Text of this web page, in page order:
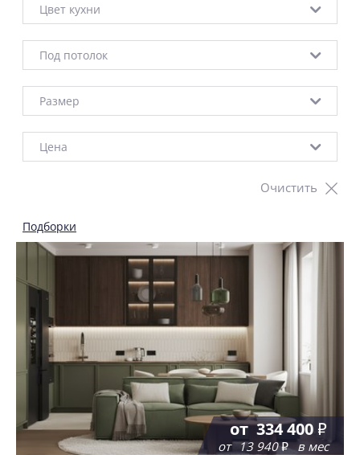
Цвет кухни
Под потолок
Размер
Цена
Очистить
Подборки
от 334 400
от 13 940 в мес